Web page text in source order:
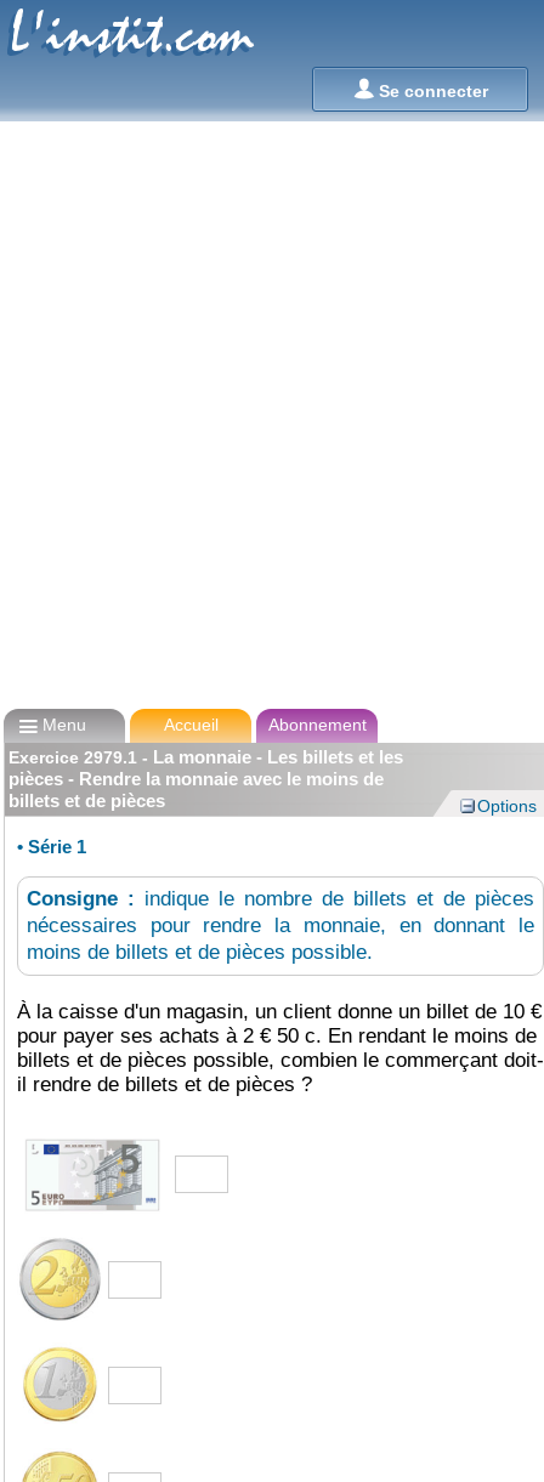
Se connecter
L'instit.com
L'instit.com
Menu Accueil
Abonnement
Exercice 2979.1 - La monnaie - Les billets et les
pièces - Rendre la monnaie avec le moins de
billets et de pièces
Options
• Série 1
Consigne : indique le nombre de billets et de pièces
nécessaires pour rendre la monnaie, en donnant le
moins de billets et de pièces possible.
À la caisse d'un magasin, un client donne un billet de 10 €
pour payer ses achats à 2 € 50 c. En rendant le moins de
billets et de pièces possible, combien le commerçant doit-
il rendre de billets et de pièces ?